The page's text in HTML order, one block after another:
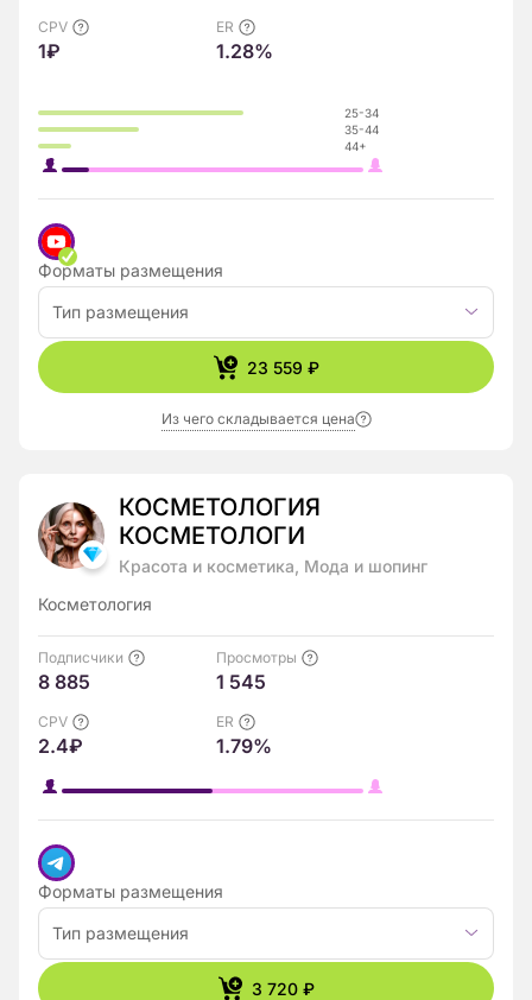
25-34
35-44
44+
CPV
1₽
ER
1.28%
Форматы размещения
Тип размещения
23 559 ₽
Из чего складывается цена
КОСМЕТОЛОГИЯ
КОСМЕТОЛОГИ
Красота и косметика, Мода и шопинг
Косметология
Подписчики
8 885
Просмотры
1 545
CPV
2.4₽
ER
1.79%
Форматы размещения
Тип размещения
3 720 ₽